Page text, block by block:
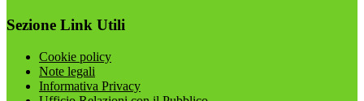
Sezione Link Utili
Cookie policy
Note legali
Informativa Privacy